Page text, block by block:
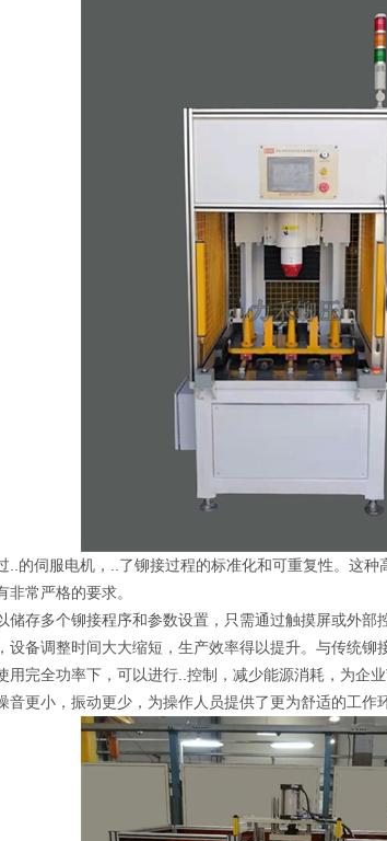
..的伺服电机，..了铆接过程的标准化和可重复性。这
非常严格的要求。
储存多个铆接程序和参数设置，只需通过触摸屏或外
设备调整时间大大缩短，生产效率得以提升。与传统
用完全功率下，可以进行..控制，减少能源消耗，为企
音更小，振动更少，为操作人员提供了更为舒适的工作